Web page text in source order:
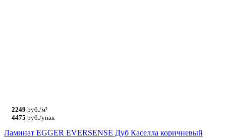
2249 руб./м²
4475 руб./упак
Ламинат EGGER EVERSENSE Дуб Каселла коричневый